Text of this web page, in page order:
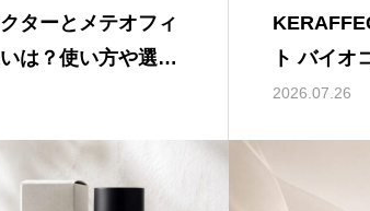
ターとメテオフィ
は？使い方や選び
ト バイオ
2026.07.26